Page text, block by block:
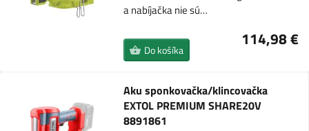
a nabíjačka nie sú…
114,98 €
Do košíka
Aku sponkovačka/klincovačka
EXTOL PREMIUM SHARE20V
8891861